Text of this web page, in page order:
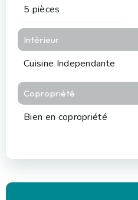
5 pièces
Intérieur
Cuisine Independante
Copropriété
Bien en copropriété